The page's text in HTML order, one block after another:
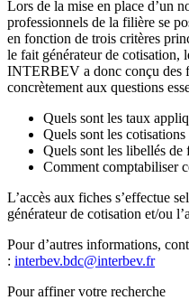
Lors de la mise en place d’un
professionnels de la filière se
en fonction de trois critères
le fait générateur de cotisation,
INTERBEV a donc conçu des
concrètement aux questions
Quels sont les taux
Quels sont les
Quels sont les libellés de
Comment comptabiliser
L’accès aux fiches s’effectue
générateur de cotisation et/ou
Pour d’autres informations,
: interbev.bdc@interbev.fr
Pour affiner votre recherche